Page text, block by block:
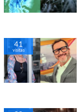
41
visitas